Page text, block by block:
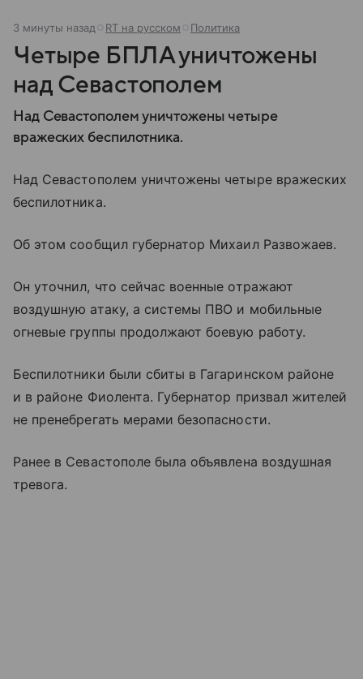
3 минуты назад RT на русском Политика
Четыре БПЛА уничтожены
над Севастополем
Над Севастополем уничтожены четыре
вражеских беспилотника.
Над Севастополем уничтожены четыре вражеских
беспилотника.
Об этом сообщил губернатор Михаил Развожаев.
Он уточнил, что сейчас военные отражают
воздушную атаку, а системы ПВО и мобильные
огневые группы продолжают боевую работу.
Беспилотники были сбиты в Гагаринском районе
и в районе Фиолента. Губернатор призвал жителей
не пренебрегать мерами безопасности.
Ранее в Севастополе была объявлена воздушная
тревога.